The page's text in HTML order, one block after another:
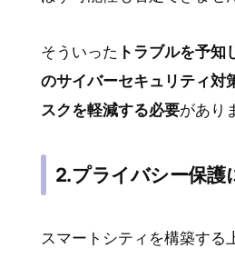
そういった トラブルを予
のサイバーセキュリティ対
スクを軽減する必要があり
2.プライバシー保護
スマートシティを構築する